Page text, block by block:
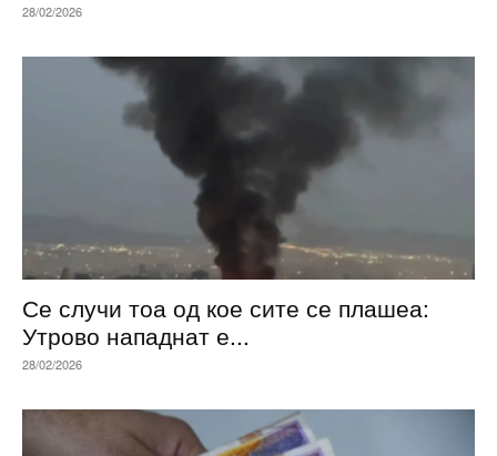
28/02/2026
Се случи тоа од кое сите се плашеа:
Утрово нападнат е...
28/02/2026